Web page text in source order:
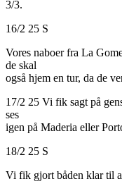
3/3.
16/2 25 S
Vores naboer fra La
de skal
også hjem en tur, da de
17/2 25 Vi fik sagt på
ses
igen på Maderia eller
18/2 25 S
Vi fik gjort båden klar til